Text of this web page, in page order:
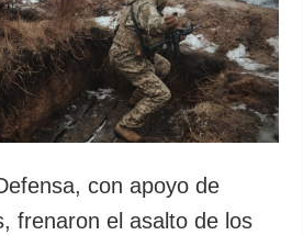
con apoyo de
frenaron el asalto de los